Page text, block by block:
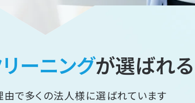
ーニングが選ばれる
由で多くの法人様に選ばれています